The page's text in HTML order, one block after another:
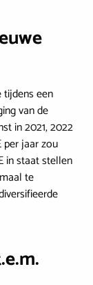
tijdens een
van de
in 2021, 2022
per jaar zou
in staat stellen
te